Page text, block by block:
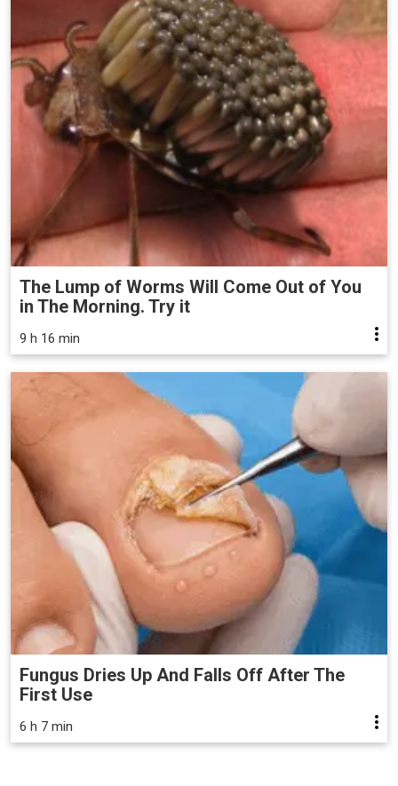
The Lump of Worms Will Come Out of You
in The Morning. Try it
9 h 16 min
Fungus Dries Up And Falls Off After The
First Use
6 h 7 min